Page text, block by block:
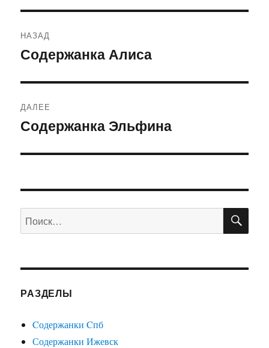
по
НАЗАД
Предыдущая
Содержанка Алиса
ДАЛЕЕ
Следующая
Содержанка Эльфина
Искать:
РАЗДЕЛЫ
Cодержанки Cпб
Содержанки Ижевск